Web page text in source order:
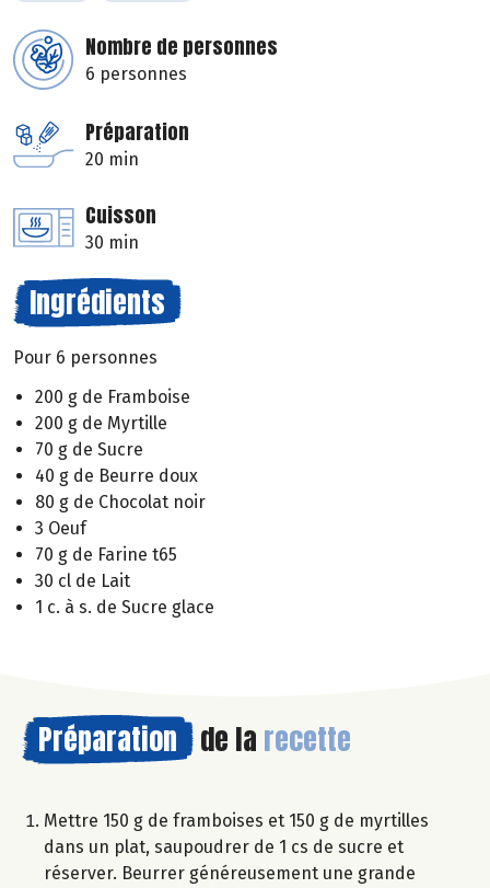
Nombre de personnes
6 personnes
Préparation
20 min
Cuisson
30 min
Ingrédients
Pour 6 personnes
200 g de Framboise
200 g de Myrtille
70 g de Sucre
40 g de Beurre doux
80 g de Chocolat noir
3 Oeuf
70 g de Farine t65
30 cl de Lait
1 c. à s. de Sucre glace
Préparation de la recette
Mettre 150 g de framboises et 150 g de myrtilles
dans un plat, saupoudrer de 1 cs de sucre et
réserver. Beurrer généreusement une grande